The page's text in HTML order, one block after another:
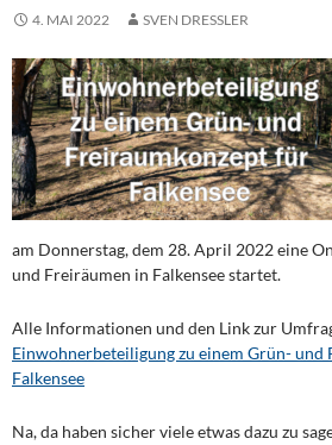
4. MAI 2022 SVEN DRESSLER
am Donnerstag, dem 28. April 2022 eine
und Freiräumen in Falkensee startet.
Alle Informationen und den Link zur
Einwohnerbeteiligung zu einem Grün-
Falkensee
Na, da haben sicher viele etwas dazu zu